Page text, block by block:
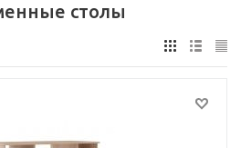
столы